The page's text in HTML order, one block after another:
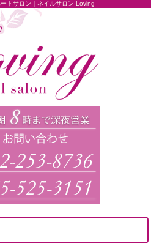
トサロン｜ネイルサロン Loving